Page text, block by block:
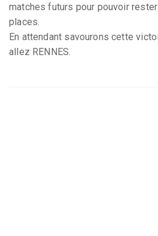
matches futurs pour pouvoir
places.
En attendant savourons cette
allez RENNES.